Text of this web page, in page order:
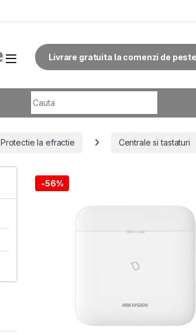
Livrare gratuita la comenzi de
Protectie la efractie Centrale si tastaturi
-56%